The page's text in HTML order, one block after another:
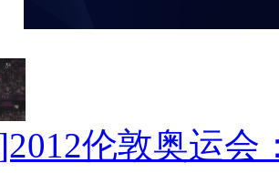
伦敦奥运会